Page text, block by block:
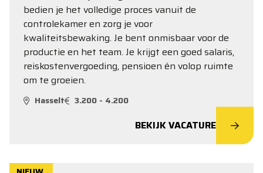
bedien je het volledige proces vanuit de
controlekamer en zorg je voor
kwaliteitsbewaking. Je bent onmisbaar voor de
productie en het team. Je krijgt een goed salaris,
reiskostenvergoeding, pensioen én volop ruimte
om te groeien.
Hasselt 3.200 - 4.200
BEKIJK VACATURE